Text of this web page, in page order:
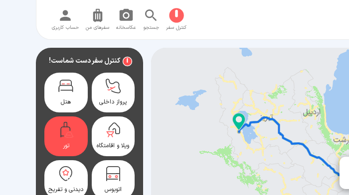
کنترل سفر جستجو عکاسخانه سفر‌های من حساب کاربری
کنترل سفر دست شماست!
پرواز داخلی هتل
ویلا و اقامتگاه تور
اتوبوس دیدنی و تفریح